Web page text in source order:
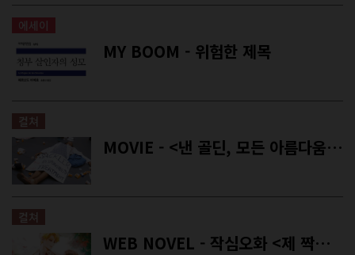
에세이
MY BOOM - 위험한 제목
컬쳐
MOVIE - <낸 골딘, 모든 아름다움과 유혈사태>, <내 손끝에 너의 온도가 닿을 때>
컬쳐
WEB NOVEL - 작심오화 <제 짝사랑은 당신이 아니에요!>